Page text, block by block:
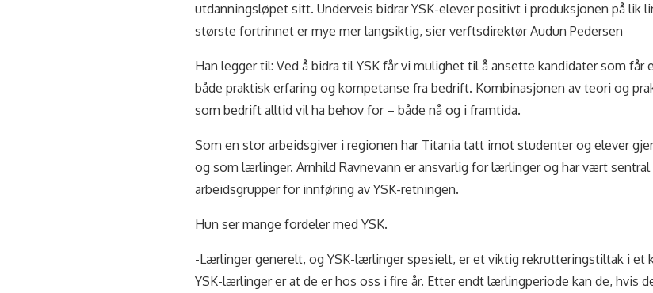
utdanningsløpet sitt. Underveis bidrar YSK-elever positivt i produksjonen på lik
største fortrinnet er mye mer langsiktig, sier verftsdirektør Audun Pedersen
Han legger til: Ved å bidra til YSK får vi mulighet til å ansette kandidater som får
både praktisk erfaring og kompetanse fra bedrift. Kombinasjonen av teori og
som bedrift alltid vil ha behov for – både nå og i framtida.
Som en stor arbeidsgiver i regionen har Titania tatt imot studenter og elever
og som lærlinger. Arnhild Ravnevann er ansvarlig for lærlinger og har vært
arbeidsgrupper for innføring av YSK-retningen.
Hun ser mange fordeler med YSK.
-Lærlinger generelt, og YSK-lærlinger spesielt, er et viktig rekrutteringstiltak i et
YSK-lærlinger er at de er hos oss i fire år. Etter endt lærlingperiode kan de, hvis